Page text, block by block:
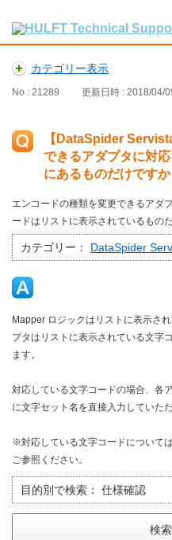
カテゴリー表示
No : 21289 更新日時 : 2018/04/
【DataSpider
できるアダプタに対
にあるものだけですか
エンコードの種類を変更できるアダ
ードはリストに表示されているもの
カテゴリー： DataSpider
Mapper ロジックはリストに表示さ
プタはリストに表示されている文字
ます。
対応している文字コードの場合、各
に文字セット名を直接入力していた
※対応している文字コードについて
ご参照ください。
目的別で検索： 仕様確認
検